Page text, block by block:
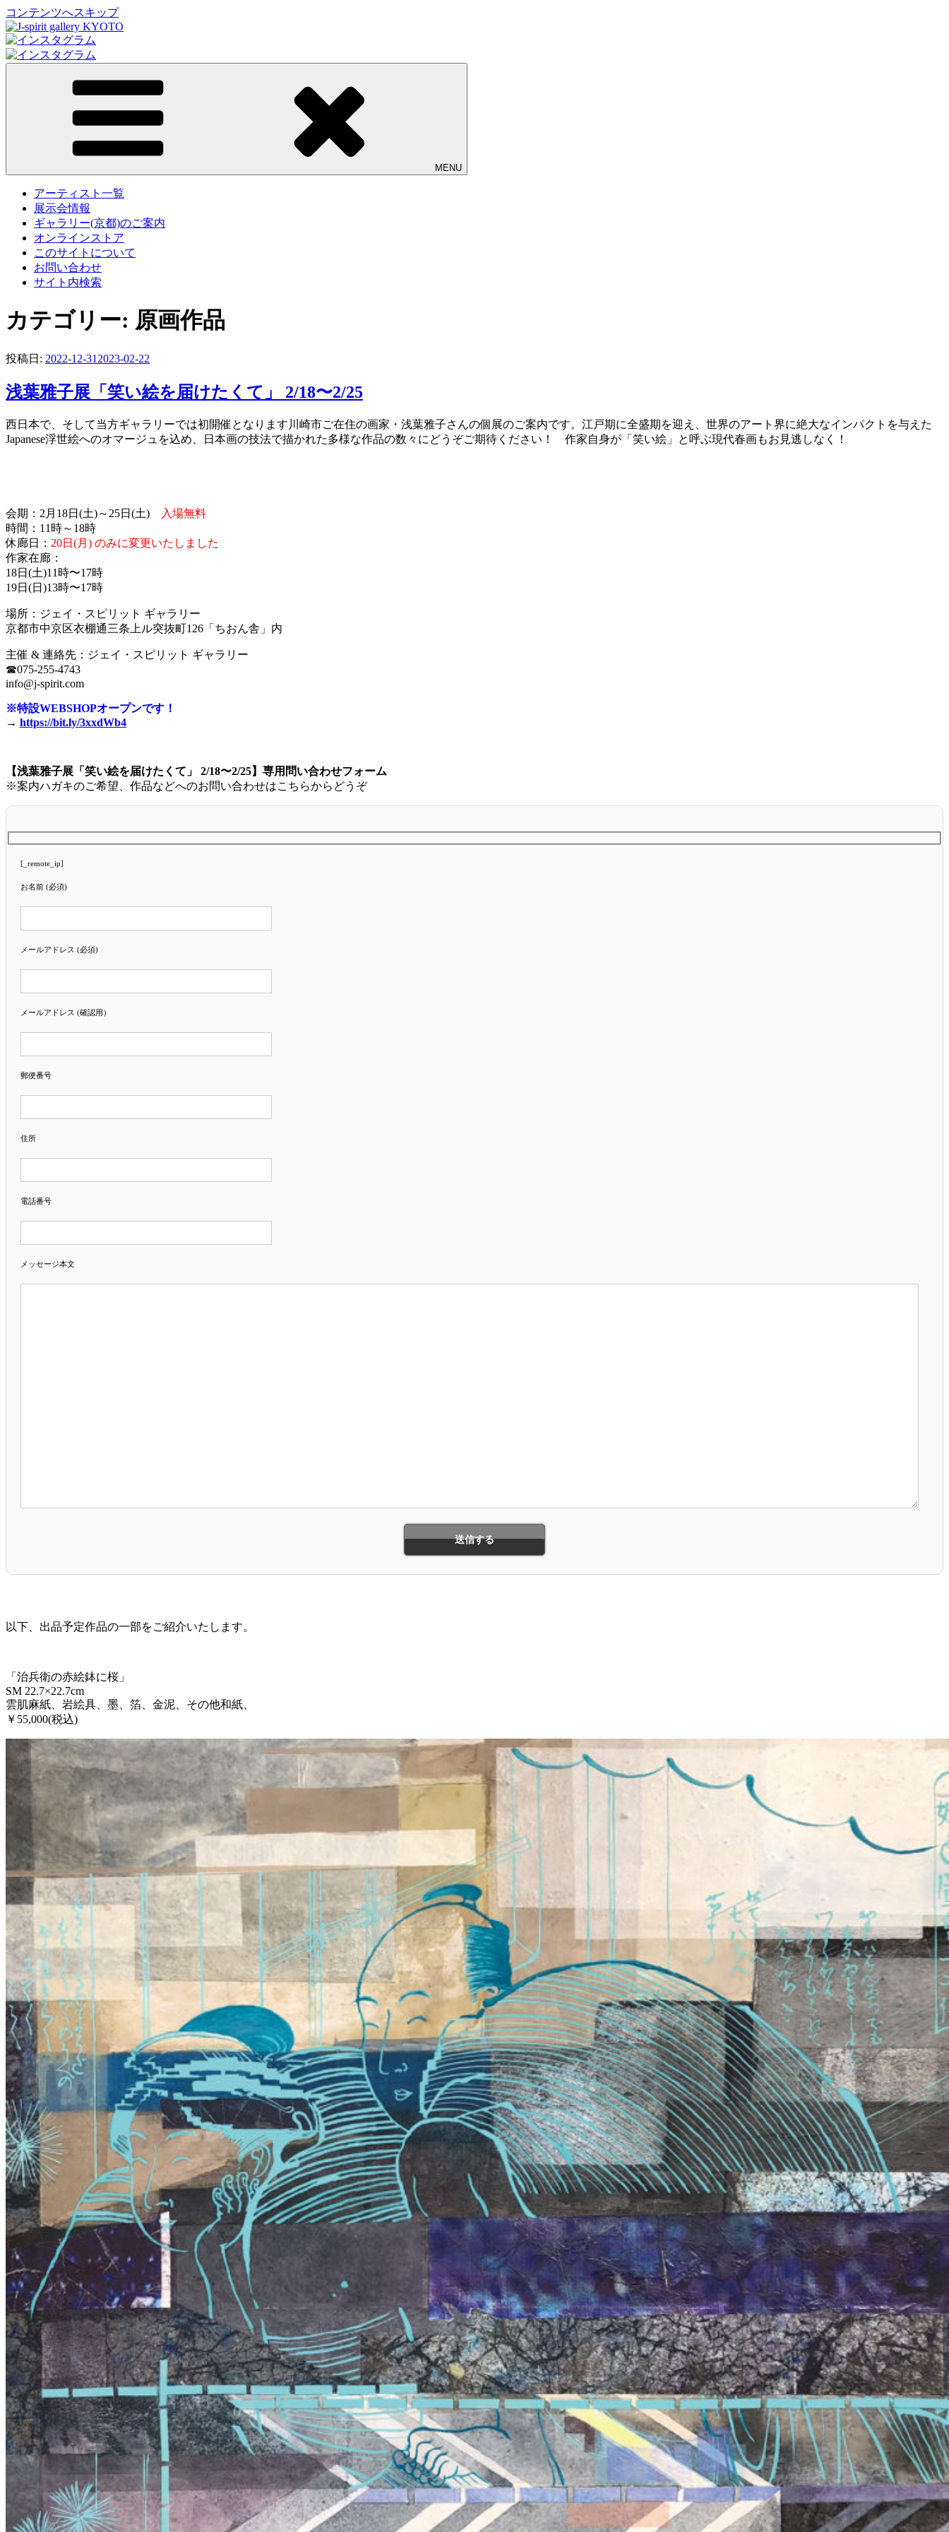
コンテンツへスキップ
J-spirit gallery KYOTO
J-spirit galleryは、明治期に建てられた京町家を改装したギャラリーです。 ご縁を頂いております工芸作家、アーティストの方々の作品をご紹介しております。 お気軽にお問い合わせ、ま
たお立ち寄り頂ければ幸甚です。
MENU
アーティスト一覧
展示会情報
ギャラリー(京都)のご案内
オンラインストア
このサイトについて
お問い合わせ
サイト内検索
カテゴリー: 原画作品
投稿日: 2022-12-31 2023-02-22
浅葉雅子展「笑い絵を届けたくて」 2/18〜2/25
西日本で、そして当方ギャラリーでは初開催となります川崎市ご在住の画家・浅葉雅子さんの個展のご案内です。江戸期に全盛期を迎え、世界のアート界に絶大なインパクトを与えた
Japanese浮世絵へのオマージュを込め、日本画の技法で描かれた多様な作品の数々にどうぞご期待ください！ 作家自身が「笑い絵」と呼ぶ現代春画もお見逃しなく！
会期：2月18日(土)～25日(土)
入場無料
時間：11時～18時
休廊日： 20日(月) のみに変更いたしました
作家在廊：
18日(土)11時〜17時
19日(日)13時〜17時
場所：ジェイ・スピリット ギャラリー
京都市中京区衣棚通三条上ル突抜町126「ちおん舎」内
主催 & 連絡先：ジェイ・スピリット ギャラリー
☎︎075-255-4743
info@j-spirit.com
※特設WEBSHOPオープンです！
→ https://bit.ly/3xxdWb4
【浅葉雅子展「笑い絵を届けたくて」 2/18〜2/25】専用問い合わせフォーム
※案内ハガキのご希望、作品などへのお問い合わせはこちらからどうぞ
[_remote_ip]
お名前 (必須)
メールアドレス (必須)
メールアドレス (確認用）
郵便番号
住所
電話番号
メッセージ本文
以下、出品予定作品の一部をご紹介いたします。
「治兵衛の赤絵鉢に桜」
SM 22.7×22.7cm
雲肌麻紙、岩絵具、墨、箔、金泥、その他和紙、
￥55,000(税込)